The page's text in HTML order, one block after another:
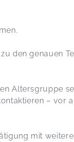
den genauen
Altersgruppe
– vor
mit